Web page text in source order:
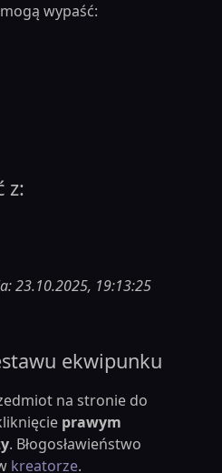
wypaść:
z:
23.10.2025, 19:13:25
ekwipunku
na stronie do
prawym
. Błogosławieństwo
kreatorze.